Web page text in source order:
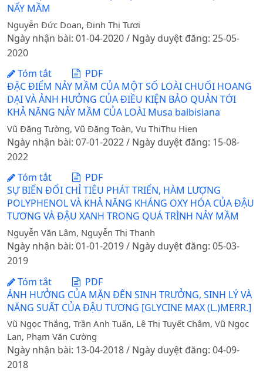
NẨY MẦM
Nguyễn Đức Doan, Đinh Thị Tươi
Ngày nhận bài: 01-04-2020 / Ngày duyệt đăng: 25-05-
2020
Tóm tắt
PDF
ĐẶC ĐIỂM NẢY MẦM CỦA MỘT SỐ LOÀI CHUỐI HOANG
DẠI VÀ ẢNH HƯỞNG CỦA ĐIỀU KIỆN BẢO QUẢN TỚI
KHẢ NĂNG NẢY MẦM CỦA LOÀI Musa balbisiana
Vũ Đăng Tường, Vũ Đăng Toàn, Vu ThiThu Hien
Ngày nhận bài: 07-01-2022 / Ngày duyệt đăng: 15-08-
2022
Tóm tắt
PDF
SỰ BIẾN ĐỔI CHỈ TIÊU PHÁT TRIỂN, HÀM LƯỢNG
POLYPHENOL VÀ KHẢ NĂNG KHÁNG OXY HÓA CỦA ĐẬU
TƯƠNG VÀ ĐẬU XANH TRONG QUÁ TRÌNH NẢY MẦM
Nguyễn Văn Lâm, Nguyễn Thị Thanh
Ngày nhận bài: 01-01-2019 / Ngày duyệt đăng: 05-03-
2019
Tóm tắt
PDF
ẢNH HƯỞNG CỦA MẶN ĐẾN SINH TRƯỞNG, SINH LÝ VÀ
NĂNG SUẤT CỦA ĐẬU TƯƠNG [GLYCINE MAX (L.)MERR.]
Vũ Ngọc Thắng, Trần Anh Tuấn, Lê Thị Tuyết Châm, Vũ Ngọc
Lan, Phạm Văn Cường
Ngày nhận bài: 13-04-2018 / Ngày duyệt đăng: 04-09-
2018